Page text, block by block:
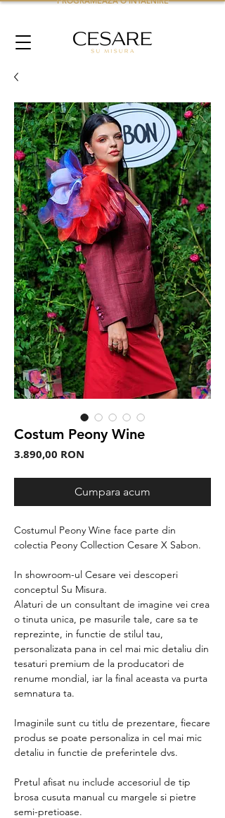
Costum Peony Wine
3.890,00 RON
Cumpara acum
Costumul Peony Wine face parte din
colectia Peony Collection Cesare X Sabon.
In showroom-ul Cesare vei descoperi
conceptul Su Misura.
Alaturi de un consultant de imagine vei crea
o tinuta unica, pe masurile tale, care sa te
reprezinte, in functie de stilul tau,
personalizata pana in cel mai mic detaliu din
tesaturi premium de la producatori de
renume mondial, iar la final aceasta va purta
semnatura ta.
Imaginile sunt cu titlu de prezentare, fiecare
produs se poate personaliza in cel mai mic
detaliu in functie de preferintele dvs.
Pretul afisat nu include accesoriul de tip
brosa cusuta manual cu margele si pietre
semi-pretioase.